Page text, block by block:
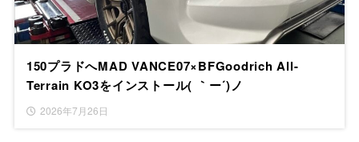
150プラドへMAD VANCE07×BFGoodrich All-
Terrain KO3をインストール( ｀ー´)ノ
2026年7月26日